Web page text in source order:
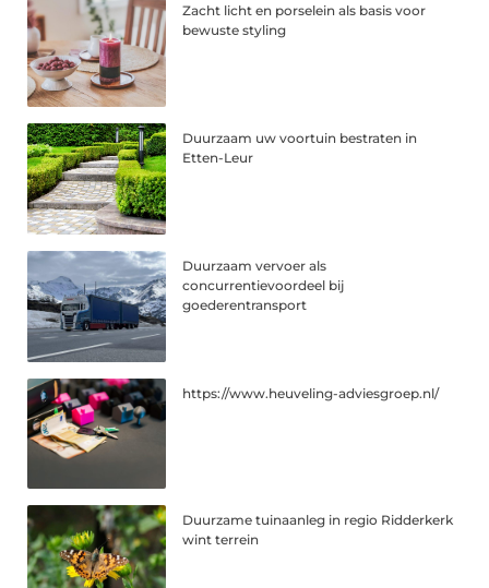
Zacht licht en porselein als basis voor
bewuste styling
Duurzaam uw voortuin bestraten in
Etten-Leur
Duurzaam vervoer als
concurrentievoordeel bij
goederentransport
https://www.heuveling-adviesgroep.nl/
Duurzame tuinaanleg in regio Ridderkerk
wint terrein